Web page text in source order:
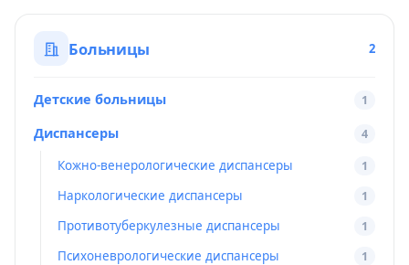
Больницы 2
Детские больницы 1
Диспансеры 4
Кожно-венерологические диспансеры 1
Наркологические диспансеры 1
Противотуберкулезные диспансеры 1
Психоневрологические диспансеры 1